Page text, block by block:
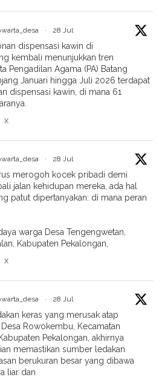
· 28 Jul
dispensasi kawin di
kembali menunjukkan tren
Pengadilan Agama (PA) Batang
Januari hingga Juli 2026 terdapat
dispensasi kawin, di mana 61
X
· 28 Jul
merogoh kocek pribadi demi
jalan kehidupan mereka, ada hal
patut dipertanyakan: di mana peran
warga Desa Tengengwetan,
Kabupaten Pekalongan,
X
· 28 Jul
keras yang merusak atap
Rowokembu, Kecamatan
Pekalongan, akhirnya
memastikan sumber ledakan
berukuran besar yang dibawa
liar dan